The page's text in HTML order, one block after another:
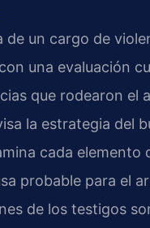
de un cargo de
una evaluación
que rodearon el
la estrategia del
cada elemento
probable para el
de los testigos